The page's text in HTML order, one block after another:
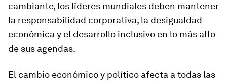
cambiante, los líderes mundiales deben mantener
la responsabilidad corporativa, la desigualdad
económica y el desarrollo inclusivo en lo más alto
de sus agendas.
El cambio económico y político afecta a todas las